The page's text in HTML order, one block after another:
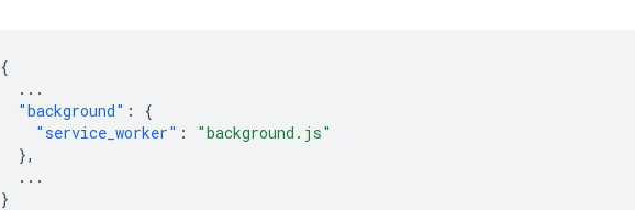
{
...
"background" :
{
"service_worker" :
"background.js"
},
...
}